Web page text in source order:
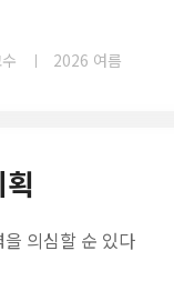
2026 여름
의심할 순 있다